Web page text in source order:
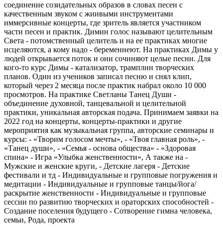
соединение созидательных образов в словах песен с
качественным звуком с жиивыми инструментами
иммерсивные концерты, где зритель является участником
части песен и практик. Димин голос называют целительным
Света - потомственный целитель и на ее практиках многие
исцеляются, а кому надо - беременнеют. На практиках Димы у
людей открывается поток и они сочиняют целые песни. Для
кого-то курс Димы - катализатор, трамплин творческих
планов. Один из учеников записал песню и снял клип,
который через 2 месяца после практик набрал около 10 000
просмотров. На практике Светланы Танец Души -
объединение духовной, танцевальной и целительной
практики, уникальная авторская подача. Принимаем заявки на
2022 год на концерты, концерты-практики и другие
мероприятия как музыкальная группа, авторские семинары и
курсы: - «Творим голосом мечты», - «Твоя главная роль», -
«Танец души», - «Семья - основа общества» - «Здоровая
спина» - Игра «Улыбка женственности», А также на -
Мужские и женские круги, - Детские лагеря - Детские
фестивали и тд - Индивидуальные и групповые погружения и
медитации - Индивидуальные и групповые танцы/йога/
раскрытие женственности - Индивидуальные и групповые
сессии по развитию творческих и ораторских способностей -
Создание поселения будущего - Сотворение гимна человека,
семьи, Рода, проекта